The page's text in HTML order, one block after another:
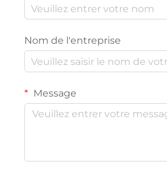
Nom de l'entreprise
Message